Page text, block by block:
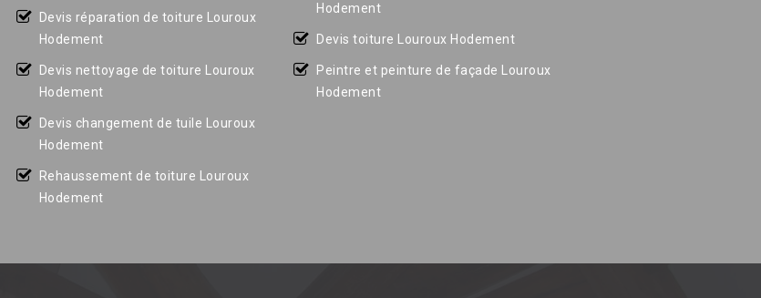
Devis réparation de toiture Louroux
Hodement
Devis nettoyage de toiture Louroux
Hodement
Devis changement de tuile Louroux
Hodement
Rehaussement de toiture Louroux
Hodement
Hodement
Devis toiture Louroux Hodement
Peintre et peinture de façade Louroux
Hodement